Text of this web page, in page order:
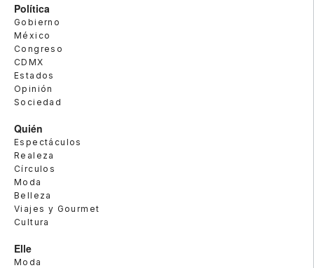
Política
Gobierno
México
Congreso
CDMX
Estados
Opinión
Sociedad
Quién
Espectáculos
Realeza
Círculos
Moda
Belleza
Viajes y Gourmet
Cultura
Elle
Moda